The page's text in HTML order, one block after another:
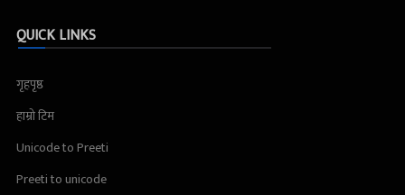
QUICK LINKS
गृहपृष्ठ
हाम्रो टिम
Unicode to Preeti
Preeti to unicode